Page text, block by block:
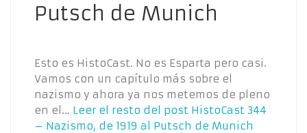
Putsch de Munich
Esto es HistoCast. No es Esparta pero casi.
Vamos con un capítulo más sobre el
nazismo y ahora ya nos metemos de pleno
en el… Leer el resto del post HistoCast 344
– Nazismo, de 1919 al Putsch de Munich